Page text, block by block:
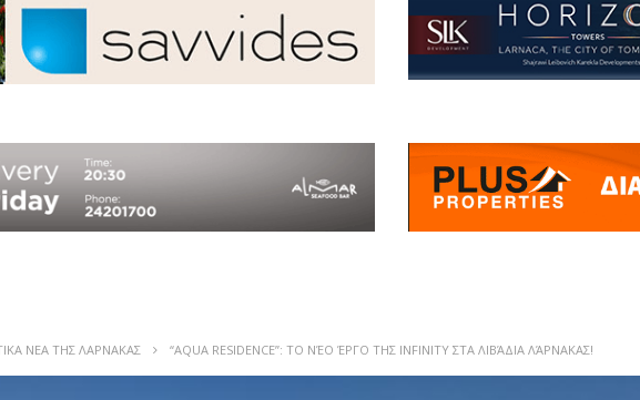
ΝΕΑ ΤΗΣ ΛΑΡΝΑΚΑΣ “AQUA RESIDENCE”: ΤΟ ΝΈΟ ΈΡΓΟ ΤΗΣ INFINITY ΣΤΑ ΛΙΒΆΔΙΑ ΛΆΡΝΑΚΑΣ!